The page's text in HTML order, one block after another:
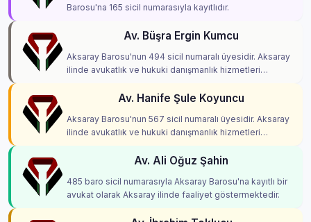
Barosu'na 165 sicil numarasıyla kayıtlıdır.
Av. Büşra Ergin Kumcu
Aksaray Barosu'nun 494 sicil numaralı üyesidir. Aksaray
ilinde avukatlık ve hukuki danışmanlık hizmetleri
Av. Hanife Şule Koyuncu
Aksaray Barosu'nun 567 sicil numaralı üyesidir. Aksaray
ilinde avukatlık ve hukuki danışmanlık hizmetleri
Av. Ali Oğuz Şahin
485 baro sicil numarasıyla Aksaray Barosu'na kayıtlı bir
avukat olarak Aksaray ilinde faaliyet göstermektedir.